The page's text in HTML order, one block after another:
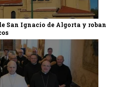
San Ignacio de Algorta y roban